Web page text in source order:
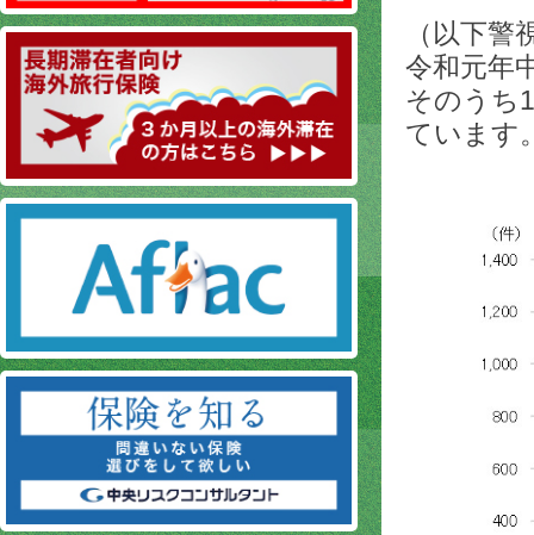
（以下警
令和元年
そのうち
ています